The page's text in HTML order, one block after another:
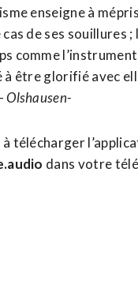
enseigne à
de ses souillures ;
comme
à être glorifié avec
Olshausen-
à télécharger
dans votre